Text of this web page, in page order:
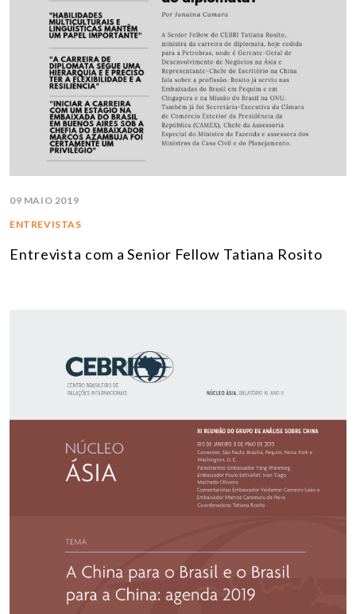
09 MAIO 2019
ENTREVISTAS
Entrevista com a Senior Fellow Tatiana Rosito